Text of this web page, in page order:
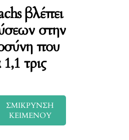
βλέπει
στην
που
τρις
ΣΜΙΚΡΥΝΣΗ
ΚΕΙΜΕΝΟΥ